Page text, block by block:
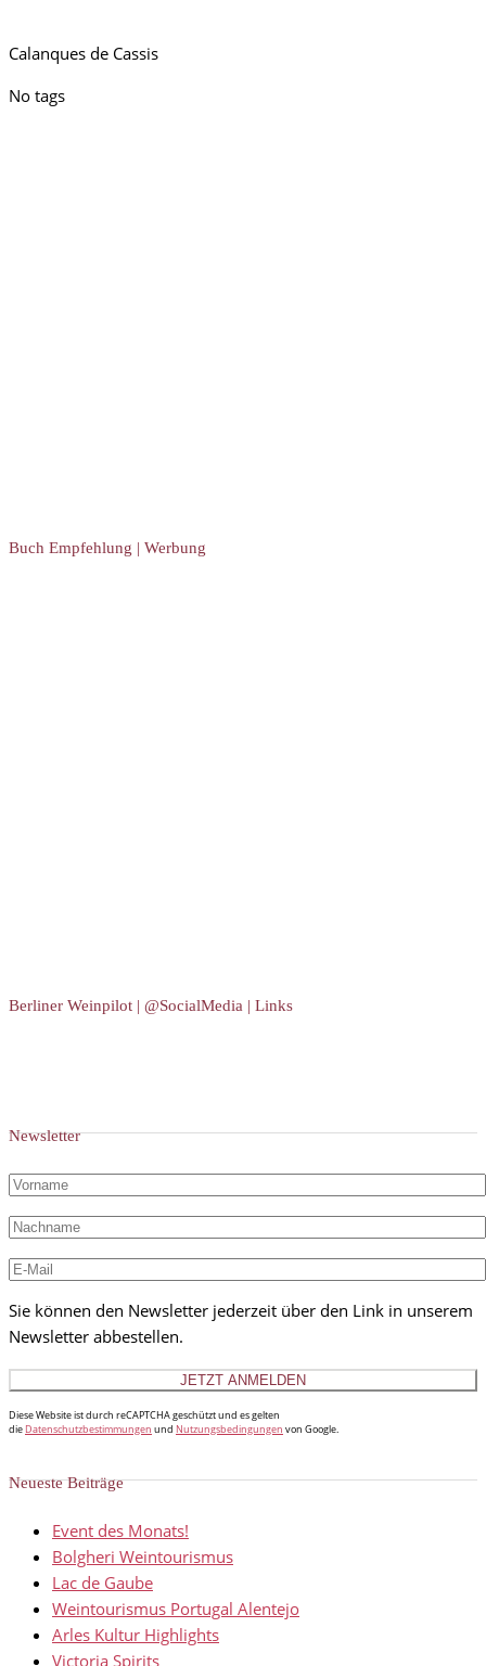
Calanques de Cassis
No tags
Buch Empfehlung | Werbung
Berliner Weinpilot | @SocialMedia | Links
Newsletter
Sie können den Newsletter jederzeit über den Link in unserem
Newsletter abbestellen.
Diese Website ist durch reCAPTCHA geschützt und es gelten
die Datenschutzbestimmungen und Nutzungsbedingungen von Google.
Neueste Beiträge
Event des Monats!
Bolgheri Weintourismus
Lac de Gaube
Weintourismus Portugal Alentejo
Arles Kultur Highlights
Victoria Spirits